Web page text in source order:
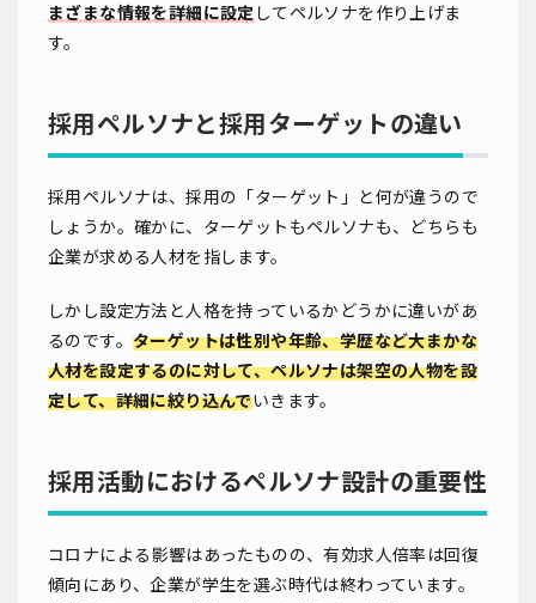
まざまな情報を詳細に設定 してペルソナを作り上げま
す。
採用ペルソナと採用ターゲットの違い
採用ペルソナは、採用の「ターゲット」と何が違うので
しょうか。確かに、ターゲットもペルソナも、どちらも
企業が求める人材を指します。
しかし設定方法と人格を持っているかどうかに違いがあ
るのです。 ターゲットは性別や年齢、学歴など大まかな
人材を設定するのに対して、ペルソナは架空の人物を設
定して、詳細に絞り込んでいきます。
採用活動におけるペルソナ設計の重要性
コロナによる影響はあったものの、有効求人倍率は回復
傾向にあり、企業が学生を選ぶ時代は終わっています。